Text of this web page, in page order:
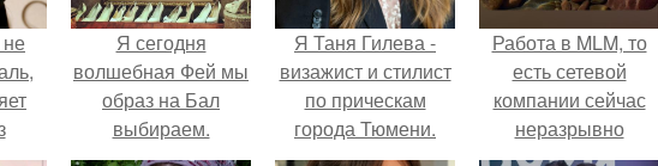
Я сегодня
волшебная Фей мы
образ на Бал
выбираем.
Я Таня Гилева -
визажист и стилист
по прическам
города Тюмени.
Работа в MLM, то
есть сетевой
компании сейчас
неразрывно
связана с создание